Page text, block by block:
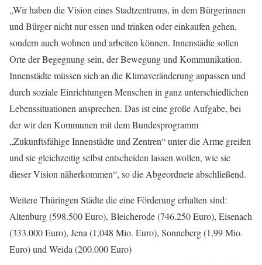
„Wir haben die Vision eines Stadtzentrums, in dem Bürgerinnen
und Bürger nicht nur essen und trinken oder einkaufen gehen,
sondern auch wohnen und arbeiten können. Innenstädte sollen
Orte der Begegnung sein, der Bewegung und Kommunikation.
Innenstädte müssen sich an die Klimaveränderung anpassen und
durch soziale Einrichtungen Menschen in ganz unterschiedlichen
Lebenssituationen ansprechen. Das ist eine große Aufgabe, bei
der wir den Kommunen mit dem Bundesprogramm
„Zukunftsfähige Innenstädte und Zentren“ unter die Arme greifen
und sie gleichzeitig selbst entscheiden lassen wollen, wie sie
dieser Vision näherkommen“, so die Abgeordnete abschließend.
Weitere Thüringen Städte die eine Förderung erhalten sind:
Altenburg (598.500 Euro), Bleicherode (746.250 Euro), Eisenach
(333.000 Euro), Jena (1,048 Mio. Euro), Sonneberg (1,99 Mio.
Euro) und Weida (200.000 Euro)